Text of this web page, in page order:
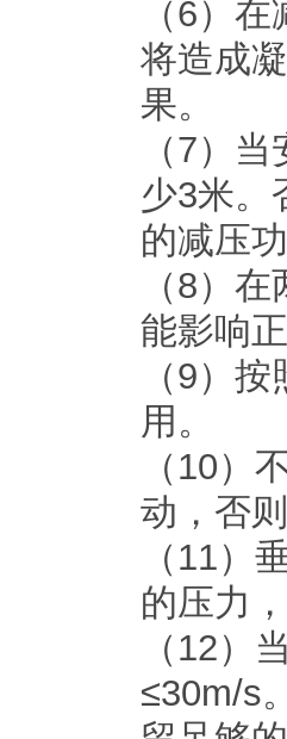
（6）
将造成
果。
（7）
少3米。
的减压
（8）
能影响
（9）
用。
（10）
动，否
（11）
的压力
（12）
≤30m/s